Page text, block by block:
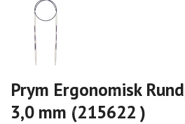
Prym Ergonomisk
3,0 mm (215622 )